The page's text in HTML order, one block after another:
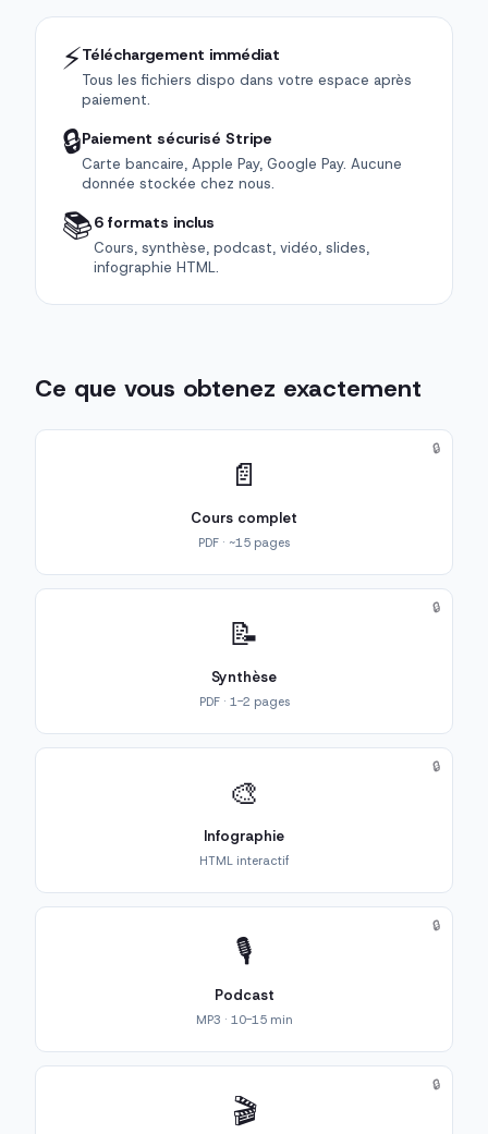
⚡Téléchargement immédiat
Tous les fichiers dispo dans votre espace après
paiement.
🔒Paiement sécurisé Stripe
Carte bancaire, Apple Pay, Google Pay. Aucune
donnée stockée chez nous.
📚6 formats inclus
Cours, synthèse, podcast, vidéo, slides,
infographie HTML.
Ce que vous obtenez exactement
📄
Cours complet
PDF · ~15 pages
🔒
📝
Synthèse
PDF · 1-2 pages
🔒
🎨
Infographie
HTML interactif
🔒
🎙️
Podcast
MP3 · 10-15 min
🔒
🎬
🔒